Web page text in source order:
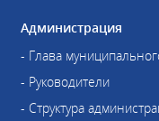
Администрация
- Глава
- Руководители
- Структура